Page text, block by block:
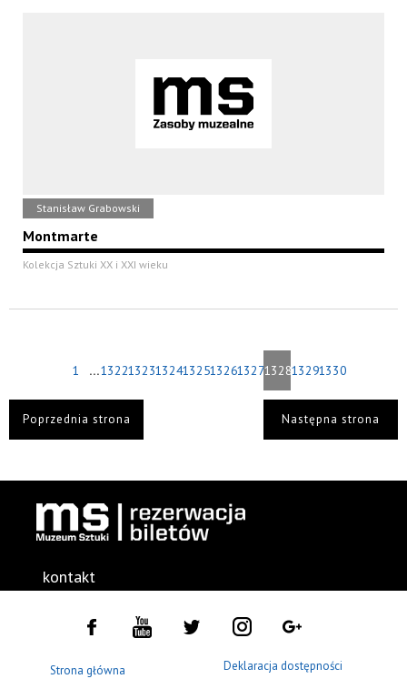
Stanisław Grabowski
Montmarte
Kolekcja Sztuki XX i XXI wieku
1 ...132213231324132513261327132813291330
Poprzednia strona Następna strona
kontakt
Strona główna Deklaracja dostępności